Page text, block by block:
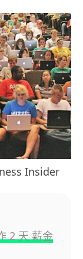
Insider
2 天 薪金